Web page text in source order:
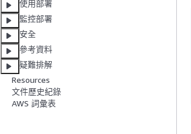
使用部署
監控部署
安全
參考資料
疑難排解
Resources
文件歷史紀錄
AWS 詞彙表